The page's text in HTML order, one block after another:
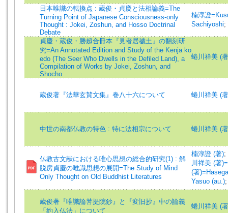
日本唯識の転換点 : 蔵俊・貞慶と法相論義=The
Turning Point of Japanese Consciousness-only
Thought : Jokei, Zoshun, and Hosso Doctrinal
Debate
楠淳證
Sachiyoshi;
貞慶・蔵俊・勝超合冊本『見者居穢土』の翻刻研
究=An Annotated Edition and Study of the Kenja ko
edo (The Seer Who Dwells in the Defiled Land), a
Compilation of Works by Jokei, Zoshun, and
Shocho
蜷川祥美 (
蔵俊著『法華玄賛文集』巻八十六について 蜷川祥美 (
中世の南都仏教の特色 : 特に法相宗について 蜷川祥美 (
仏教古文献における唯心思想の総合的研究(1) : 解
脱房貞慶の唯識思想の展開=The Study of Mind
Only Thought on Old Buddhist Literatures
楠淳證 (著);
川祥美 (著
(著
Yasuo (au.)
蔵俊著『唯識論菩提院鈔』と『変旧抄』中の論義
「約入仏法」について
蜷川祥美 (